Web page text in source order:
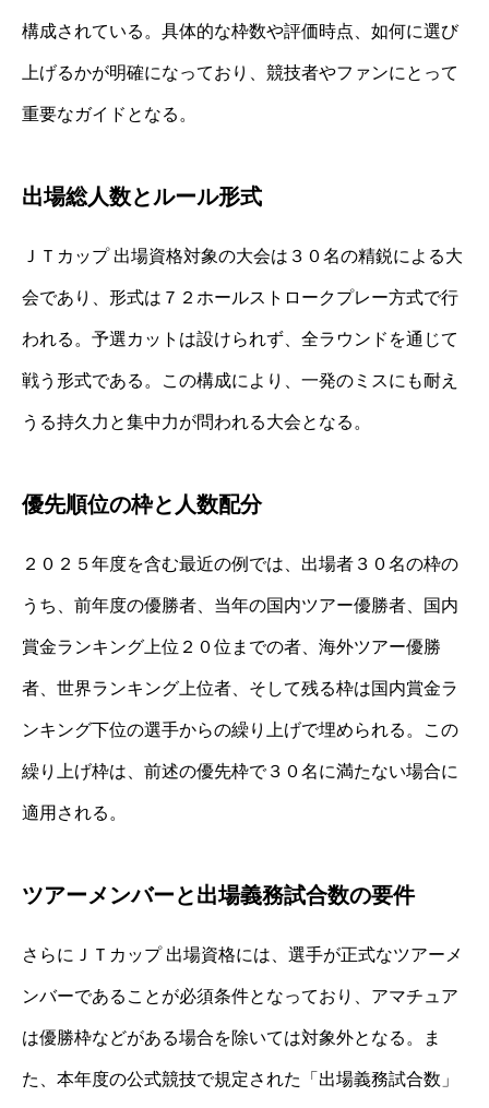
構成されている。具体的な枠数や評価時点、如何に選び
上げるかが明確になっており、競技者やファンにとって
重要なガイドとなる。
出場総人数とルール形式
ＪＴカップ 出場資格対象の大会は３０名の精鋭による大
会であり、形式は７２ホールストロークプレー方式で行
われる。予選カットは設けられず、全ラウンドを通じて
戦う形式である。この構成により、一発のミスにも耐え
うる持久力と集中力が問われる大会となる。
優先順位の枠と人数配分
２０２５年度を含む最近の例では、出場者３０名の枠の
うち、前年度の優勝者、当年の国内ツアー優勝者、国内
賞金ランキング上位２０位までの者、海外ツアー優勝
者、世界ランキング上位者、そして残る枠は国内賞金ラ
ンキング下位の選手からの繰り上げで埋められる。この
繰り上げ枠は、前述の優先枠で３０名に満たない場合に
適用される。
ツアーメンバーと出場義務試合数の要件
さらにＪＴカップ 出場資格には、選手が正式なツアーメ
ンバーであることが必須条件となっており、アマチュア
は優勝枠などがある場合を除いては対象外となる。ま
た、本年度の公式競技で規定された「出場義務試合数」